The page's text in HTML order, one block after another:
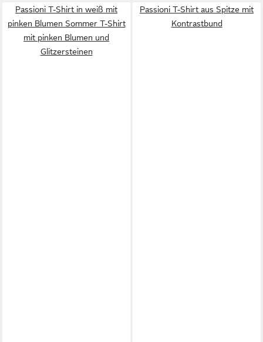
Passioni T-Shirt in weiß mit
pinken Blumen Sommer T-Shirt
mit pinken Blumen und
Glitzersteinen
Passioni T-Shirt aus Spitze mit
Kontrastbund